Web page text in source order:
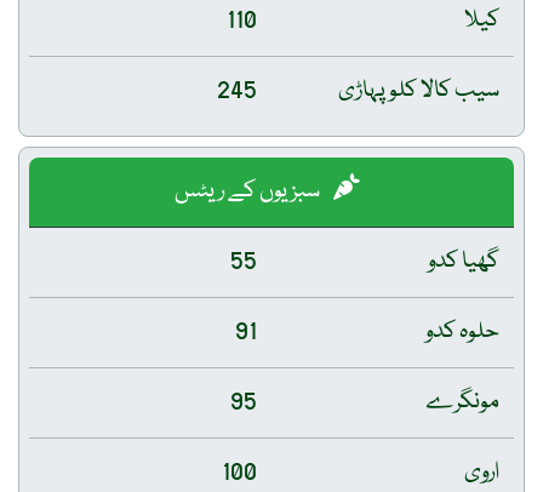
کیلا
110
سیب کالا کلو پہاڑی
245
سبزیوں کے ریٹس
گھیا کدو
55
حلوہ کدو
91
مونگرے
95
اروی
100